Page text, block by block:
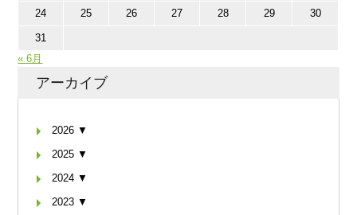
24 25 26 27 28 29 30
31
« 6月
アーカイブ
2026 ▼
2025 ▼
2024 ▼
2023 ▼